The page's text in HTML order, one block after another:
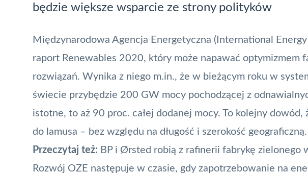
będzie większe wsparcie ze strony polityków
Międzynarodowa Agencja Energetyczna (International
raport Renewables 2020, który może napawać optymizmem
rozwiązań. Wynika z niego m.in., że w bieżącym roku w
świecie przybędzie 200 GW mocy pochodzącej z
istotne, to aż 90 proc. całej dodanej mocy. To kolejny dowód,
do lamusa – bez względu na długość i szerokość geograficzną.
Przeczytaj też: BP i Ørsted robią z rafinerii fabrykę zielonego
Rozwój OZE następuje w czasie, gdy zapotrzebowanie na